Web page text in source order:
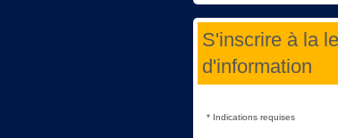
S'inscrire à la
d'information
* Indications requises